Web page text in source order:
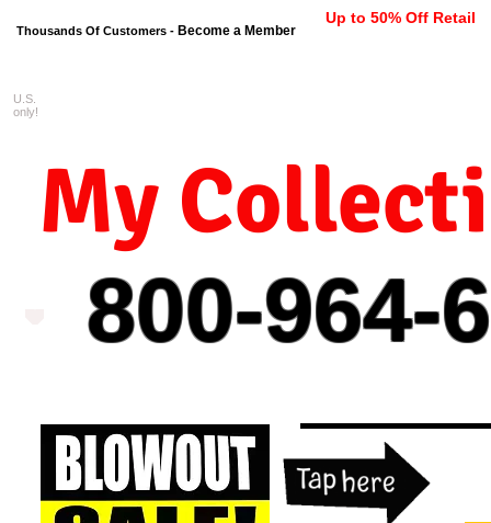
Thousands Of Customers - Become a Member
Up to 50% Off Retail
800-964-
My
U.S.
only!